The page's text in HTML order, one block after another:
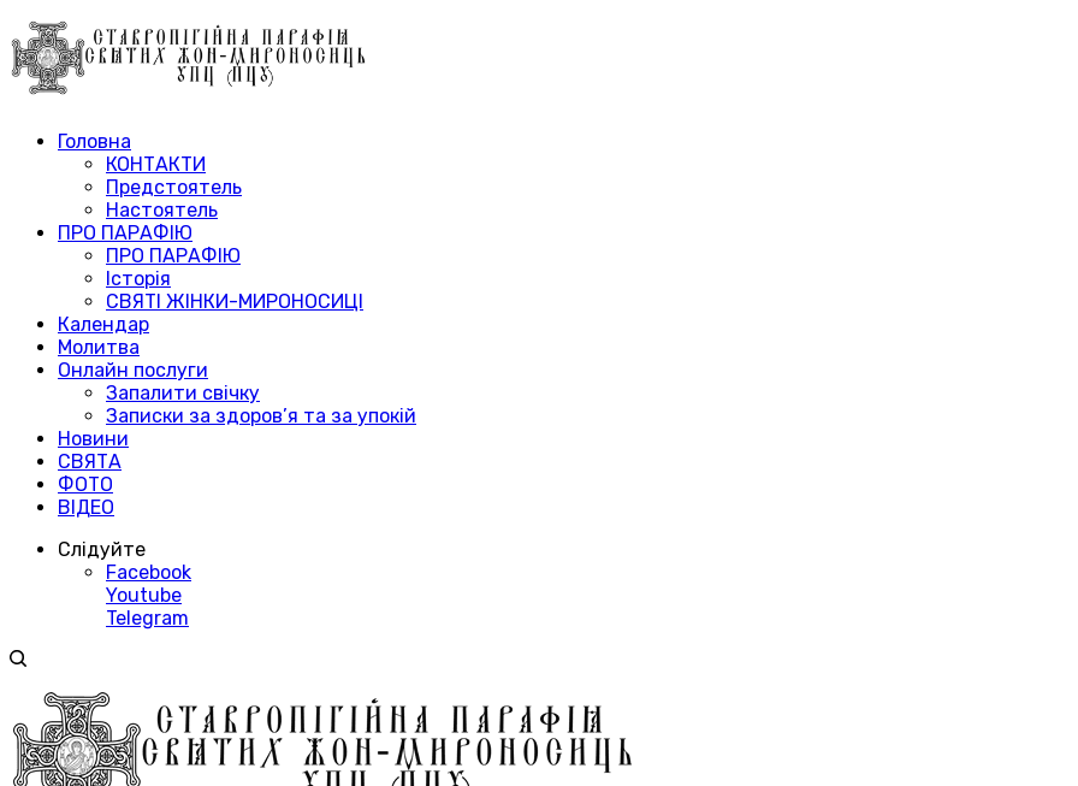
Головна
КОНТАКТИ
Предстоятель
Настоятель
ПРО ПАРАФІЮ
ПРО ПАРАФІЮ
Історія
СВЯТІ ЖІНКИ-МИРОНОСИЦІ
Календар
Молитва
Онлайн послуги
Запалити свічку
Записки за здоров’я та за упокій
Новини
СВЯТА
ФОТО
ВІДЕО
Слідуйте
Facebook
Youtube
Telegram